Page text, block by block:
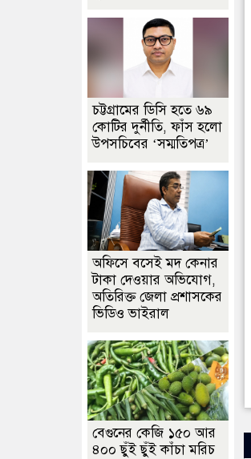
চট্টগ্রামের ডিসি হতে ৬৯
কোটির দুর্নীতি, ফাঁস হলো
উপসচিবের ‘সম্মতিপত্র’
অফিসে বসেই মদ কেনার
টাকা দেওয়ার অভিযোগ,
অতিরিক্ত জেলা প্রশাসকের
ভিডিও ভাইরাল
বেগুনের কেজি ১৫০ আর
৪০০ ছুঁই ছুঁই কাঁচা মরিচ